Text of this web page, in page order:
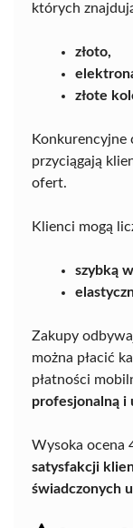
których
złoto,
złote
Konkurencyjne
przyciągają
ofert.
Klienci mogą
szybką
Zakupy
można płacić
płatności
profesjonalną i
Wysoka ocena
satysfakcji
świadczonych